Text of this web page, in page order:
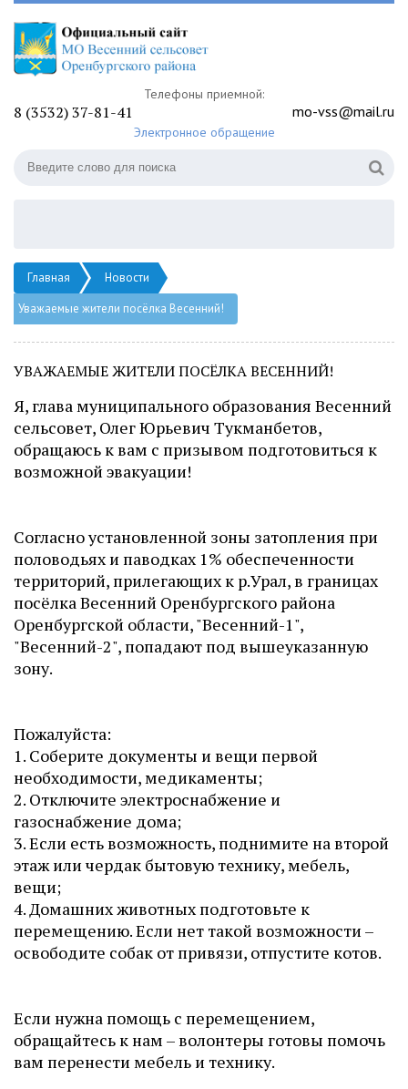
Телефоны приемной:
8 (3532) 37-81-41 mo-vss@mail.ru
Электронное обращение
Главная
Новости
Уважаемые жители посёлка Весенний!
УВАЖАЕМЫЕ ЖИТЕЛИ ПОСЁЛКА ВЕСЕННИЙ!
Я, глава муниципального образования Весенний
сельсовет, Олег Юрьевич Тукманбетов,
обращаюсь к вам с призывом подготовиться к
возможной эвакуации!
Согласно установленной зоны затопления при
половодьях и паводках 1% обеспеченности
территорий, прилегающих к р.Урал, в границах
посёлка Весенний Оренбургского района
Оренбургской области, "Весенний-1",
"Весенний-2", попадают под вышеуказанную
зону.
Пожалуйста:
1. Соберите документы и вещи первой
необходимости, медикаменты;
2. Отключите электроснабжение и
газоснабжение дома;
3. Если есть возможность, поднимите на второй
этаж или чердак бытовую технику, мебель,
вещи;
4. Домашних животных подготовьте к
перемещению. Если нет такой возможности –
освободите собак от привязи, отпустите котов.
Если нужна помощь с перемещением,
обращайтесь к нам – волонтеры готовы помочь
вам перенести мебель и технику.